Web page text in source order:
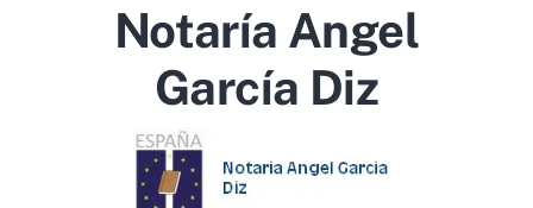
Notaría Angel
García Diz